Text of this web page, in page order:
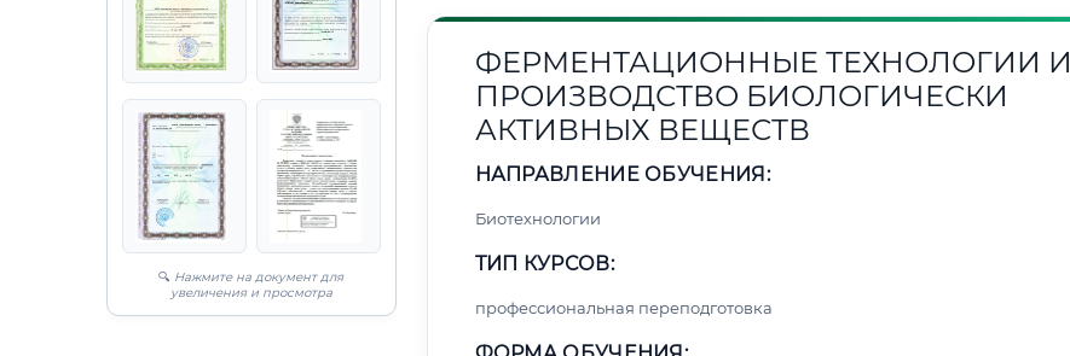
🔍 Нажмите на документ для
увеличения и просмотра
ФЕРМЕНТАЦИОННЫЕ ТЕХНОЛОГИИ И
ПРОИЗВОДСТВО БИОЛОГИЧЕСКИ
АКТИВНЫХ ВЕЩЕСТВ
НАПРАВЛЕНИЕ ОБУЧЕНИЯ:
Биотехнологии
ТИП КУРСОВ:
профессиональная переподготовка